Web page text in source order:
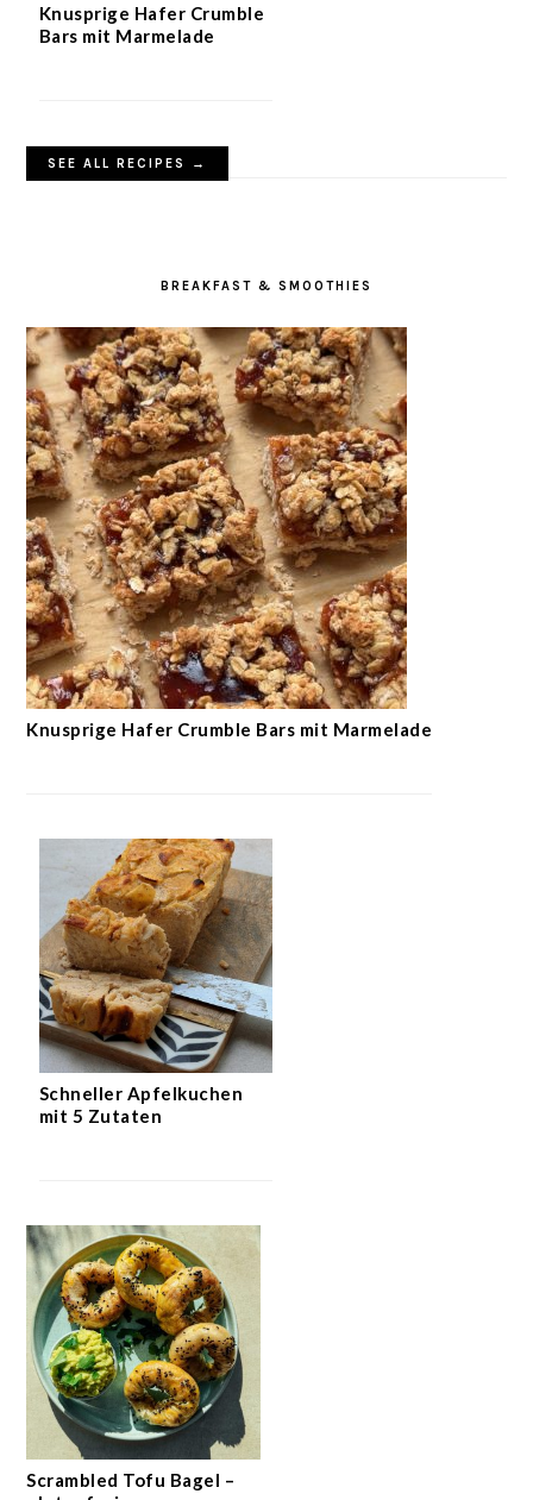
Knusprige Hafer Crumble
Bars mit Marmelade
SEE ALL RECIPES →
BREAKFAST & SMOOTHIES
Knusprige Hafer Crumble Bars mit Marmelade
Schneller Apfelkuchen
mit 5 Zutaten
Scrambled Tofu Bagel –